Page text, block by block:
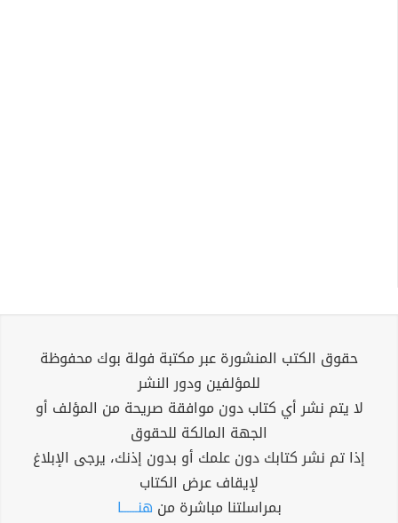
حقوق الكتب المنشورة عبر مكتبة فولة بوك محفوظة
للمؤلفين ودور النشر
لا يتم نشر أي كتاب دون موافقة صريحة من المؤلف أو
الجهة المالكة للحقوق
إذا تم نشر كتابك دون علمك أو بدون إذنك، يرجى الإبلاغ
لإيقاف عرض الكتاب
بمراسلتنا مباشرة من هنــــــا